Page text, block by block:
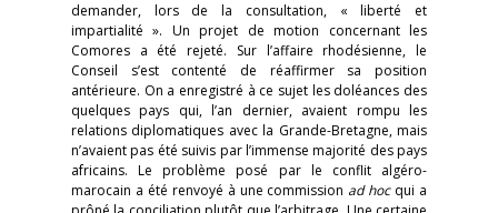
demander, lors de la consultation, « liberté et
impartialité ». Un projet de motion concernant les
Comores a été rejeté. Sur l’affaire rhodésienne, le
Conseil s’est contenté de réaffirmer sa position
antérieure. On a enregistré à ce sujet les doléances des
quelques pays qui, l’an dernier, avaient rompu les
relations diplomatiques avec la Grande-Bretagne, mais
n’avaient pas été suivis par l’immense majorité des pays
africains. Le problème posé par le conflit algéro-
marocain a été renvoyé à une commission ad hoc qui a